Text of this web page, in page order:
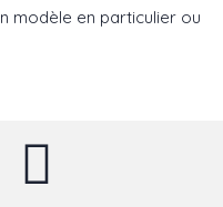
modèle en particulier ou